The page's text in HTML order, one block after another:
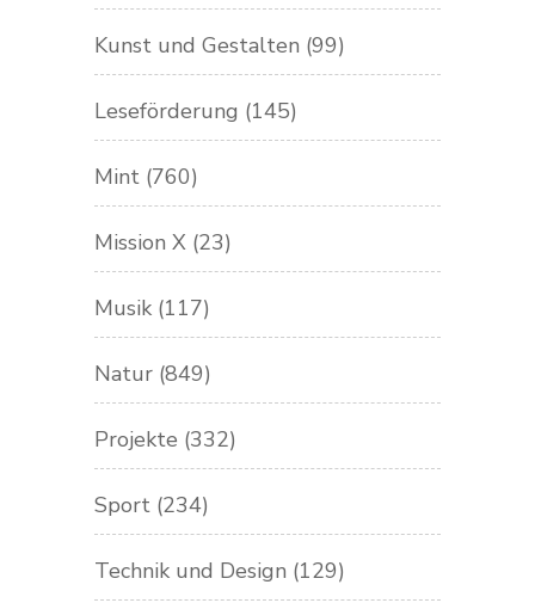
Kunst und Gestalten (99)
Leseförderung (145)
Mint (760)
Mission X (23)
Musik (117)
Natur (849)
Projekte (332)
Sport (234)
Technik und Design (129)